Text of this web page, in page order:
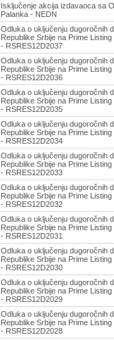
Isključenje akcija izdavaoca sa
Palanka - NEDN
Odluka o uključenju dugoročnih
Republike Srbije na Prime
- RSRES12D2037
Odluka o uključenju dugoročnih
Republike Srbije na Prime
- RSRES12D2036
Odluka o uključenju dugoročnih
Republike Srbije na Prime
- RSRES12D2035
Odluka o uključenju dugoročnih
Republike Srbije na Prime
- RSRES12D2034
Odluka o uključenju dugoročnih
Republike Srbije na Prime
- RSRES12D2033
Odluka o uključenju dugoročnih
Republike Srbije na Prime
- RSRES12D2032
Odluka o uključenju dugoročnih
Republike Srbije na Prime
- RSRES12D2031
Odluka o uključenju dugoročnih
Republike Srbije na Prime
- RSRES12D2030
Odluka o uključenju dugoročnih
Republike Srbije na Prime
- RSRES12D2029
Odluka o uključenju dugoročnih
Republike Srbije na Prime
- RSRES12D2028